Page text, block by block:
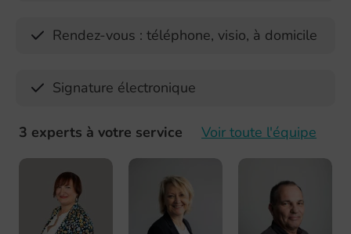
Rendez-vous : téléphone, visio, à domicile
Signature électronique
3 experts à votre service Voir toute l'équipe